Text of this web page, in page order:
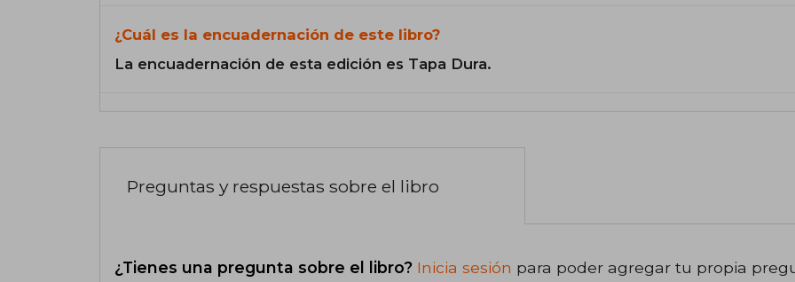
¿Cuál es la encuadernación de este libro?
La encuadernación de esta edición es Tapa Dura.
Preguntas y respuestas sobre el libro
¿Tienes una pregunta sobre el libro? Inicia sesión para poder agregar tu propia